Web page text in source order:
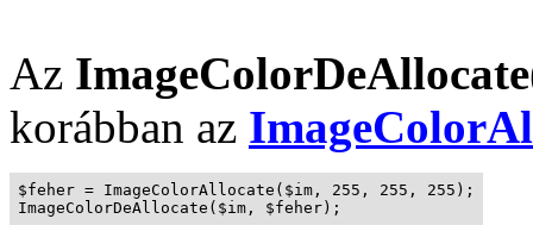
Az
korábban az
$feher = ImageColorAllocate($im, 255, 255, 255);
ImageColorDeAllocate($im, $feher);